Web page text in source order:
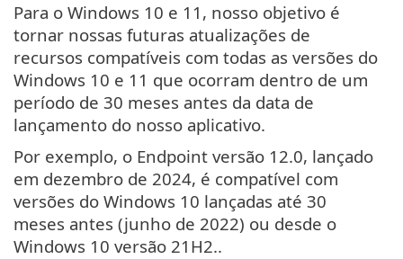
Para o Windows 10 e 11, nosso objetivo é
tornar nossas futuras atualizações de
recursos compatíveis com todas as versões do
Windows 10 e 11 que ocorram dentro de um
período de 30 meses antes da data de
lançamento do nosso aplicativo.
Por exemplo, o Endpoint versão 12.0, lançado
em dezembro de 2024, é compatível com
versões do Windows 10 lançadas até 30
meses antes (junho de 2022) ou desde o
Windows 10 versão 21H2..